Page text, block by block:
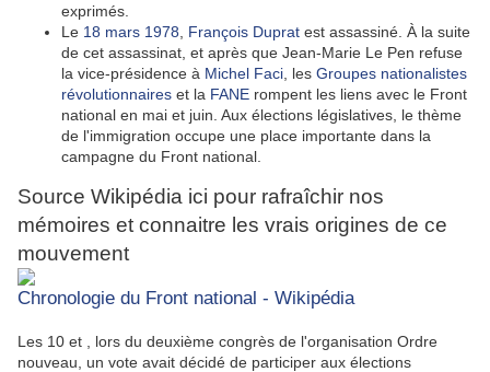
exprimés.
Le 18 mars 1978 François Duprat est assassiné. À la suite
de cet assassinat, et après que Jean-Marie Le Pen refuse
la vice-présidence à Michel Faci , les Groupes nationalistes
révolutionnaires et la FANE rompent les liens avec le Front
national en mai et juin. Aux élections législatives, le thème
de l'immigration occupe une place importante dans la
campagne du Front national.
Source Wikipédia ici pour rafraîchir nos
mémoires et connaitre les vrais origines de ce
mouvement
Chronologie du Front national - Wikipédia
Les 10 et , lors du deuxième congrès de l'organisation Ordre
nouveau, un vote avait décidé de participer aux élections